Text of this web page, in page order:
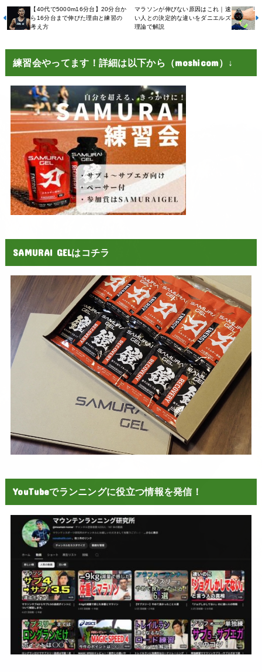
【40代で5000m16分台】20分台か
ら16分台まで伸びた理由と練習の
考え方
マラソンが伸びない原因はこれ｜速
い人との決定的な違いをダニエルズ
理論で解説
練習会やってます！詳細は以下から（moshicom）↓
SAMURAI GELはコチラ
YouTubeでランニングに役立つ情報を発信！